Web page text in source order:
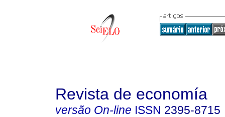
Revista de economía
versão On-line ISSN 2395-8715